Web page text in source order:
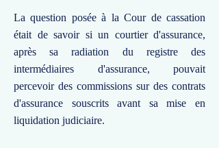
La question posée à la Cour de cassation
était de savoir si un courtier d'assurance,
après sa radiation du registre des
intermédiaires d'assurance, pouvait
percevoir des commissions sur des contrats
d'assurance souscrits avant sa mise en
liquidation judiciaire.